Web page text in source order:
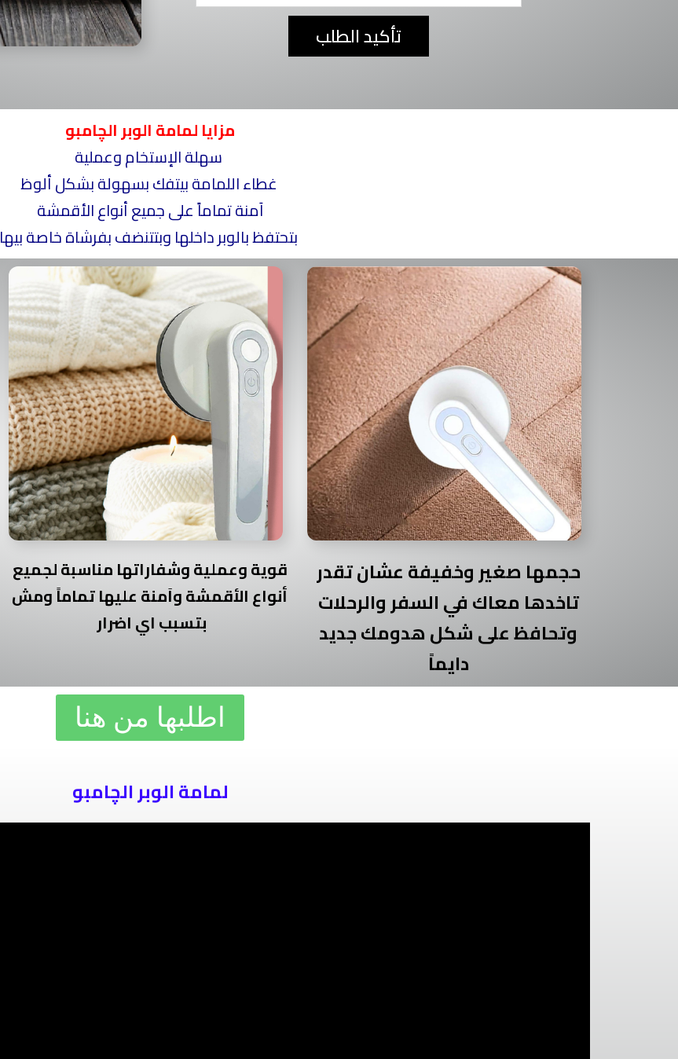
تأكيد الطلب
مزايا لمامة الوبر الچامبو
سهلة الإستخام وعملية
غطاء اللمامة بيتفك بسهولة بشكل ألوظ
اَمنة تماماً على جميع أنواع الأقمشة
بتحتفظ بالوبر داخلها وبتتنضف بفرشاة خاصة بيها
قوية وعملية وشفاراتها مناسبة لجميع
أنواع الأقمشة واَمنة عليها تماماً ومش
بتسبب اي اضرار
حجمها صغير وخفيفة عشان تقدر
تاخدها معاك في السفر والرحلات
وتحافظ على شكل هدومك جديد
دايماً
اطلبها من هنا
لمامة الوبر الچامبو